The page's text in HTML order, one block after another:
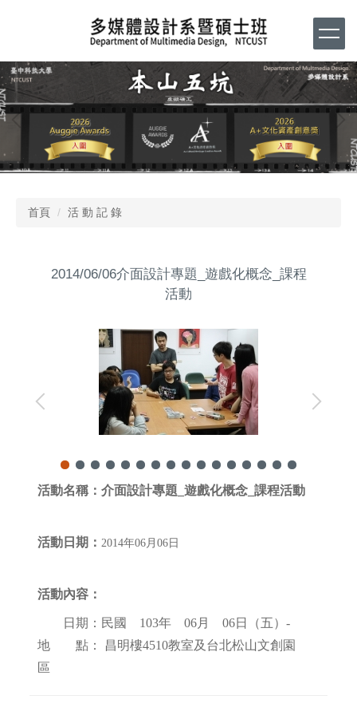
要
內
容
區
首頁 活 動 記 錄
2014/06/06介面設計專題_遊戲化概念_課程
活動
活動名稱： 介面設計專題_遊戲化概念_課程活動
活動日期： 2014年06月06日
活動內容：
日期：民國 103年 06月 06日（五）-
地 點： 昌明樓4510教室及台北松山文創園
區